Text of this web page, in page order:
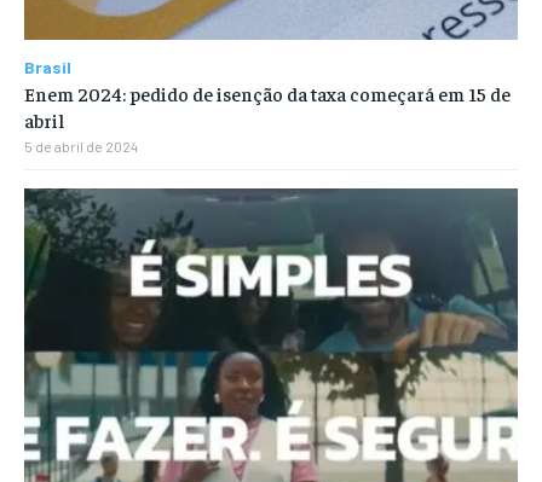
Brasil
Enem 2024: pedido de isenção da taxa começará em 15 de
abril
5 de abril de 2024